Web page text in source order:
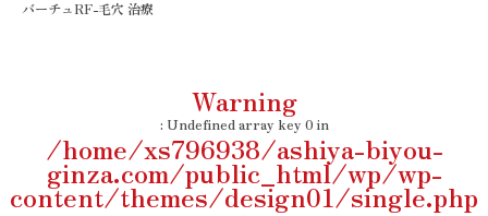
バーチュRF-毛穴 治療
Warning
: Undefined array key 0 in
/home/xs796938/ashiya-biyou-
ginza.com/public_html/wp/wp-
content/themes/design01/single.php